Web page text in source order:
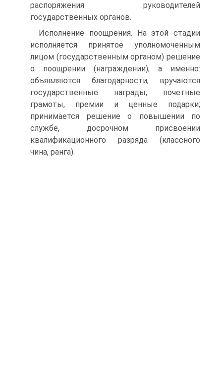
распоряжения руководителей
государственных органов.
Исполнение поощрения. На этой стадии
исполняется принятое уполномоченным
лицом (государственным органом) решение
о поощрении (награждении), а именно:
объявляются благодарности; вручаются
государственные награды, почетные
грамоты, премии и ценные подарки;
принимается решение о повышении по
службе, досрочном присвоении
квалификационного разряда (классного
чина, ранга).